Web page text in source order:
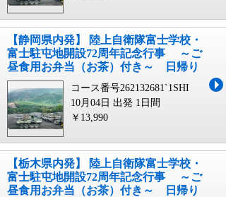
【静岡県内発】 陸上自衛隊富士学校・
富士駐屯地開設72周年記念行事 ～ご
昼食用お弁当（お茶）付き～ 日帰り
コース番号262132681`1SHI
10月04日 出発 1日間
￥13,990
【栃木県内発】 陸上自衛隊富士学校・
富士駐屯地開設72周年記念行事 ～ご
昼食用お弁当（お茶）付き～ 日帰り